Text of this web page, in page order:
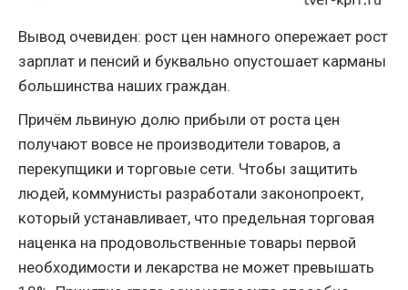
Вывод очевиден: рост цен намного опережает рост
зарплат и пенсий и буквально опустошает карманы
большинства наших граждан.
Причём львиную долю прибыли от роста цен
получают вовсе не производители товаров, а
перекупщики и торговые сети. Чтобы защитить
людей, коммунисты разработали законопроект,
который устанавливает, что предельная торговая
наценка на продовольственные товары первой
необходимости и лекарства не может превышать